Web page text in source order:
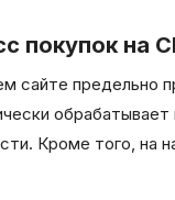
покупок на
сайте предельно
Кроме того, на